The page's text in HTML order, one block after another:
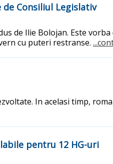
Consiliul Legislativ
de Ilie Bolojan. Este
cu puteri restranse.
In acelasi timp,
pentru 12 HG-uri